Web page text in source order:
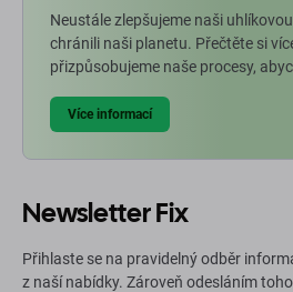
Neustále zlepšujeme naši
chránili naši planetu. Přečtěte si
přizpůsobujeme naše procesy,
Více informací
Newsletter Fix
Přihlaste se na pravidelný odběr
z naší nabídky. Zároveň odesláním